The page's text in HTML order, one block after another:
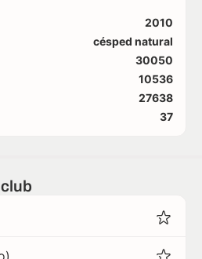
2010
césped natural
30050
10536
27638
37